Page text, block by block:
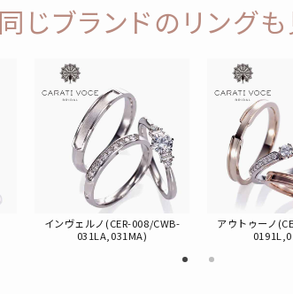
同じブランドのリング
インヴェルノ(CER-008/CWB-
031LA,031MA)
アウトゥーノ